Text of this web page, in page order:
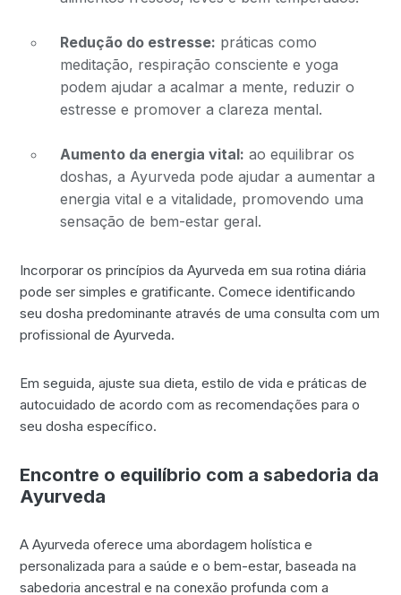
Redução do estresse: práticas como
meditação, respiração consciente e yoga
podem ajudar a acalmar a mente, reduzir o
estresse e promover a clareza mental.
Aumento da energia vital: ao equilibrar os
doshas, a Ayurveda pode ajudar a aumentar a
energia vital e a vitalidade, promovendo uma
sensação de bem-estar geral.
Incorporar os princípios da Ayurveda em sua rotina diária
pode ser simples e gratificante. Comece identificando
seu dosha predominante através de uma consulta com um
profissional de Ayurveda.
Em seguida, ajuste sua dieta, estilo de vida e práticas de
autocuidado de acordo com as recomendações para o
seu dosha específico.
Encontre o equilíbrio com a sabedoria da
Ayurveda
A Ayurveda oferece uma abordagem holística e
personalizada para a saúde e o bem-estar, baseada na
sabedoria ancestral e na conexão profunda com a